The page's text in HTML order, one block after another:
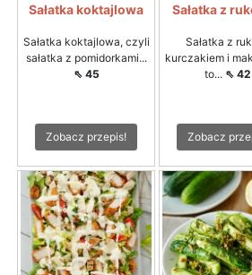
Sałatka koktajlowa
Sałatka koktajlowa, czyli
sałatka z pomidorkami...
⇖ 45
Zobacz przepis!
Sałatka z
Sałatka z
kurczakiem i
to... ⇖ 42
Zobacz